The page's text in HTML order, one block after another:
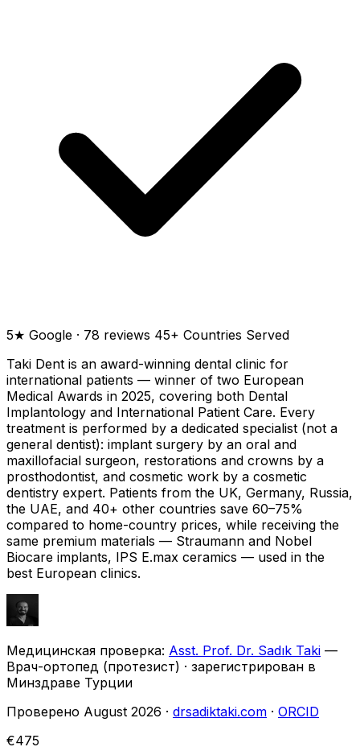
5★ Google · 78 reviews 45+ Countries Served
Taki Dent is an award-winning dental clinic for
international patients — winner of two European
Medical Awards in 2025, covering both Dental
Implantology and International Patient Care. Every
treatment is performed by a dedicated specialist (not a
general dentist): implant surgery by an oral and
maxillofacial surgeon, restorations and crowns by a
prosthodontist, and cosmetic work by a cosmetic
dentistry expert. Patients from the UK, Germany, Russia,
the UAE, and 40+ other countries save 60–75%
compared to home-country prices, while receiving the
same premium materials — Straumann and Nobel
Biocare implants, IPS E.max ceramics — used in the
best European clinics.
Медицинская проверка: Asst. Prof. Dr. Sadık Taki —
Врач-ортопед (протезист) · зарегистрирован в
Минздраве Турции
Проверено August 2026 · drsadiktaki.com · ORCID
€475